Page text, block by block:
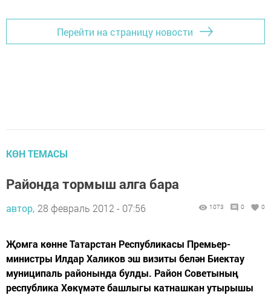
Перейти на страницу новости
КӨН ТЕМАСЫ
Районда тормыш алга бара
автор, 28 февраль 2012 - 07:56 1073 0 0
Җомга көнне Татарстан Республикасы Премьер-
министры Илдар Халиков эш визиты белән Биектау
муниципаль районында булды. Район Советының
республика Хөкүмәте башлыгы катнашкан утырышы